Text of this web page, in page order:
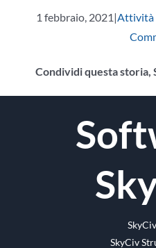
1 febbraio, 2021|Attività
Condividi questa storia,
SkyCiv